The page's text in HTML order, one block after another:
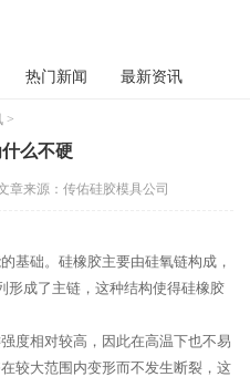
热门新闻 最新资讯
>
么不硬
章来源：传佑硅胶模具公司
基础。硅橡胶主要由硅氧链构成，
形成了主链，这种结构使得硅橡胶
度相对较高，因此在高温下也不易
较大范围内变形而不发生断裂，这